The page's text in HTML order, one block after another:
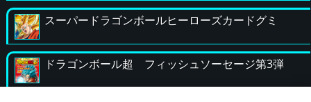
スーパードラゴンボールヒーローズカードグミ
ドラゴンボール超 フィッシュソーセージ第3弾